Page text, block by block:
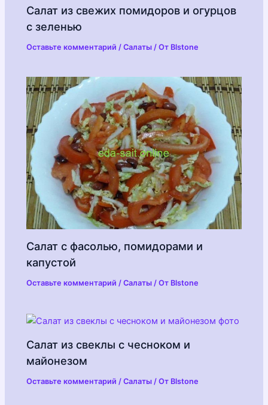
Салат из свежих помидоров и огурцов
с зеленью
Оставьте комментарий /Салаты / От Blstone
Салат с фасолью, помидорами и
капустой
Оставьте комментарий /Салаты / От Blstone
Салат из свеклы с чесноком и
майонезом
Оставьте комментарий /Салаты / От Blstone